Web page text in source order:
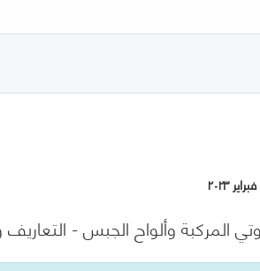
المركبة وألواح الجبس - التعاريف